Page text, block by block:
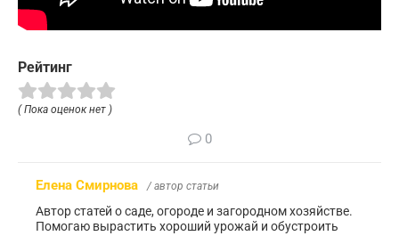
Рейтинг
( Пока оценок нет )
0
Елена Смирнова / автор статьи
Автор статей о саде, огороде и загородном хозяйстве.
Помогаю вырастить хороший урожай и обустроить